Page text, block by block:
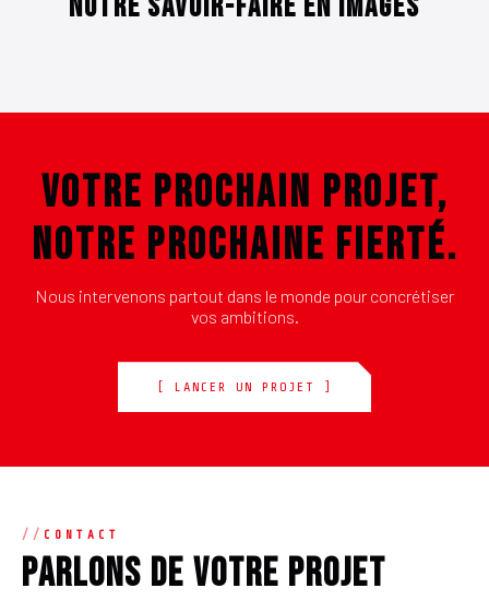
Notre savoir-faire en images
VOTRE PROCHAIN PROJET,
NOTRE PROCHAINE FIERTÉ.
Nous intervenons partout dans le monde pour concrétiser
vos ambitions.
[ LANCER UN PROJET ]
CONTACT
Parlons de votre projet